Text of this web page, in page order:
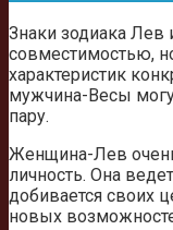
Знаки зодиака Лев
совместимостью,
характеристик
мужчина-Весы
пару.
Женщина-Лев
личность. Она
добивается своих
новых